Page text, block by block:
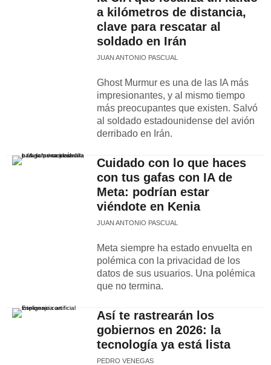
a kilómetros de distancia,
clave para rescatar al
soldado en Irán
JUAN ANTONIO PASCUAL
Ghost Murmur es una de las IA más
impresionantes, y al mismo tiempo
más preocupantes que existen. Salvó
al soldado estadounidense del avión
derribado en Irán.
Cuidado con lo que haces
con tus gafas con IA de
Meta: podrían estar
viéndote en Kenia
JUAN ANTONIO PASCUAL
Meta siempre ha estado envuelta en
polémica con la privacidad de los
datos de sus usuarios. Una polémica
que no termina.
Así te rastrearán los
gobiernos en 2026: la
tecnología ya está lista
PEDRO VENEGAS